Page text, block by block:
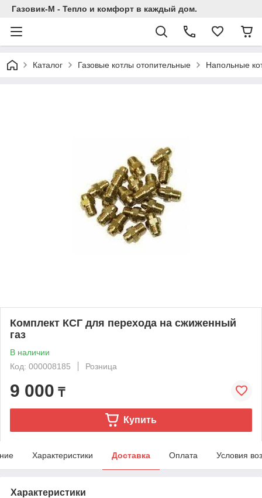
Газовик-М - Тепло и комфорт в каждый дом.
Каталог Газовые котлы отопительные Напольные
Комплект КСГ для перехода на сжиженный
газ
В наличии
Код: 000008185
Розница
9 000 ₸
Купить
Характеристики Доставка Оплата Условия
Характеристики